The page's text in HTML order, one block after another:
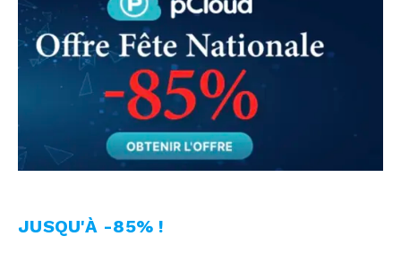
JUSQU'À -85% !